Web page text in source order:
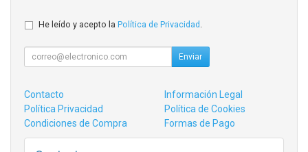
He leído y acepto la Política de Privacidad
Enviar
Contacto
Información Legal
Política Privacidad
Política de Cookies
Condiciones de Compra
Formas de Pago